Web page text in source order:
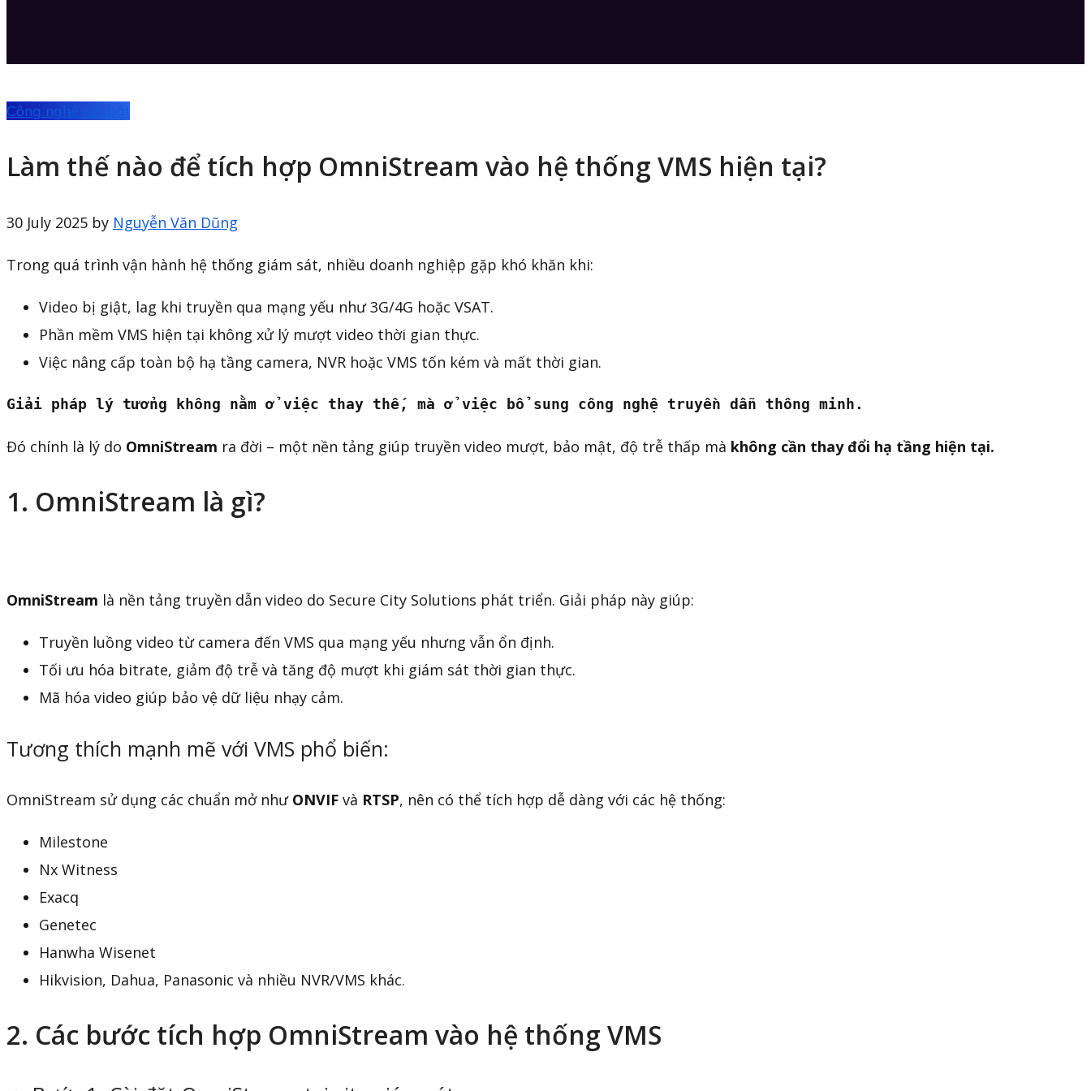
Công nghệ nổi bật
Làm thế nào để tích hợp OmniStream vào hệ thống VMS hiện tại?
30 July 2025 by Nguyễn Văn Dũng
Trong quá trình vận hành hệ thống giám sát, nhiều doanh nghiệp gặp khó khăn khi:
Video bị giật, lag khi truyền qua mạng yếu như 3G/4G hoặc VSAT.
Phần mềm VMS hiện tại không xử lý mượt video thời gian thực.
Việc nâng cấp toàn bộ hạ tầng camera, NVR hoặc VMS tốn kém và mất thời gian.
Giải pháp lý tưởng không nằm ở việc thay thế, mà ở việc bổ sung công nghệ truyền dẫn thông minh.
Đó chính là lý do OmniStream ra đời – một nền tảng giúp truyền video mượt, bảo mật, độ trễ thấp mà không cần thay đổi hạ tầng hiện tại.
1. OmniStream là gì?
OmniStream là nền tảng truyền dẫn video do Secure City Solutions phát triển. Giải pháp này giúp:
Truyền luồng video từ camera đến VMS qua mạng yếu nhưng vẫn ổn định.
Tối ưu hóa bitrate, giảm độ trễ và tăng độ mượt khi giám sát thời gian thực.
Mã hóa video giúp bảo vệ dữ liệu nhạy cảm.
Tương thích mạnh mẽ với VMS phổ biến:
OmniStream sử dụng các chuẩn mở như ONVIF và RTSP, nên có thể tích hợp dễ dàng với các hệ thống:
Milestone
Nx Witness
Exacq
Genetec
Hanwha Wisenet
Hikvision, Dahua, Panasonic và nhiều NVR/VMS khác.
2. Các bước tích hợp OmniStream vào hệ thống VMS